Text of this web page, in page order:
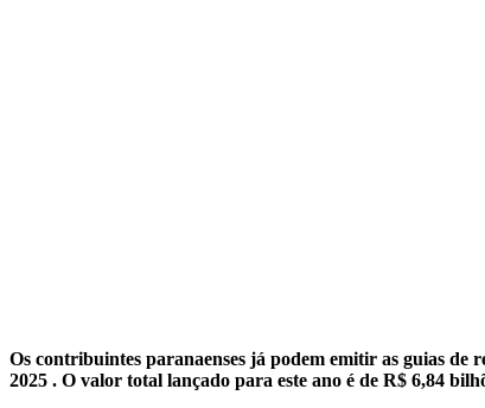
Os contribuintes paranaenses já podem emitir as guias
2025 . O valor total lançado para este ano é de R$ 6,84